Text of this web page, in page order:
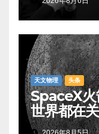
天文物理 头条
SpaceX火
世界都在